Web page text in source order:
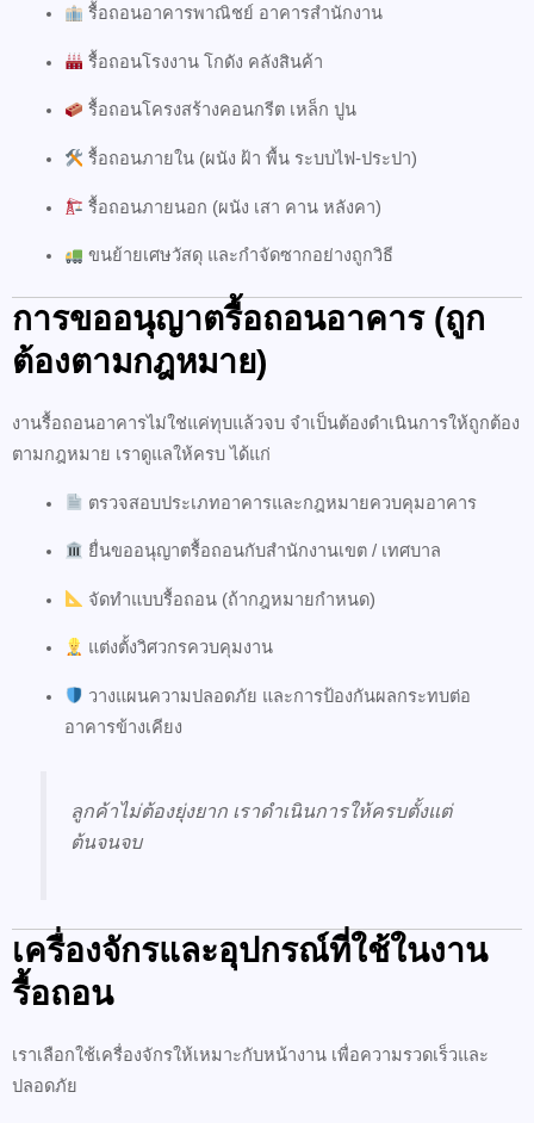
รื้อถอนอาคารพาณิชย์ อาคารสำนักงาน
รื้อถอนโรงงาน โกดัง คลังสินค้า
รื้อถอนโครงสร้างคอนกรีต เหล็ก ปูน
รื้อถอนภายใน (ผนัง ฝ้า พื้น ระบบไฟ-ประปา)
รื้อถอนภายนอก (ผนัง เสา คาน หลังคา)
ขนย้ายเศษวัสดุ และกำจัดซากอย่างถูกวิธี
การขออนุญาตรื้อถอนอาคาร (ถูก
ต้องตามกฎหมาย)
งานรื้อถอนอาคารไม่ใช่แค่ทุบแล้วจบ จำเป็นต้องดำเนินการให้ถูกต้อง
ตามกฎหมาย เราดูแลให้ครบ ได้แก่
ตรวจสอบประเภทอาคารและกฎหมายควบคุมอาคาร
ยื่นขออนุญาตรื้อถอนกับสำนักงานเขต / เทศบาล
จัดทำแบบรื้อถอน (ถ้ากฎหมายกำหนด)
แต่งตั้งวิศวกรควบคุมงาน
วางแผนความปลอดภัย และการป้องกันผลกระทบต่อ
อาคารข้างเคียง
ลูกค้าไม่ต้องยุ่งยาก เราดำเนินการให้ครบตั้งแต่
ต้นจนจบ
เครื่องจักรและอุปกรณ์ที่ใช้ในงาน
รื้อถอน
เราเลือกใช้เครื่องจักรให้เหมาะกับหน้างาน เพื่อความรวดเร็วและ
ปลอดภัย